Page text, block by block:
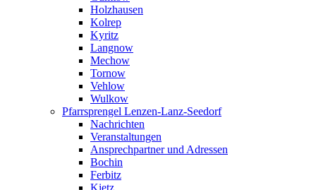
Holzhausen
Kolrep
Kyritz
Langnow
Mechow
Tornow
Vehlow
Wulkow
Pfarrsprengel Lenzen-Lanz-Seedorf
Nachrichten
Veranstaltungen
Ansprechpartner und Adressen
Bochin
Ferbitz
Kietz